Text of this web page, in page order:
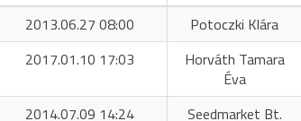
2013.06.27 08:00
Potoczki Klára
2017.01.10 17:03
Horváth Tamara
Éva
2014.07.09 14:24
Seedmarket Bt.